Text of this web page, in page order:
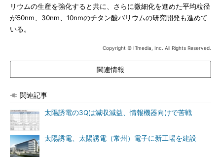
リウムの生産を強化すると共に、さらに微細化を進めた平均粒径
が50nm、30nm、10nmのチタン酸バリウムの研究開発も進めて
いる。
Copyright © ITmedia, Inc. All Rights Reserved.
関連情報
関連記事
太陽誘電の3Qは減収減益、情報機器向けで苦戦
太陽誘電、太陽誘電（常州）電子に新工場を建設